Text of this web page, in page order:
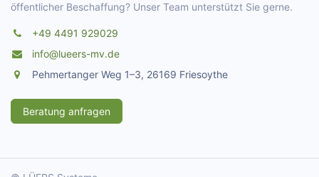
öffentlicher Beschaffung? Unser Team unterstützt Sie gerne.
+49 4491 929029
info@lueers-mv.de
Pehmertanger Weg 1–3, 26169 Friesoythe
Beratung anfragen